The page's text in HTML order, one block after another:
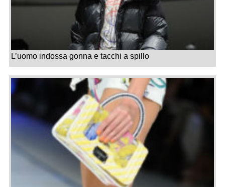
L’uomo indossa gonna e tacchi a spillo